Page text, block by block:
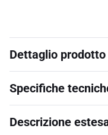
Dettaglio prodotto
Specifiche
Descrizione